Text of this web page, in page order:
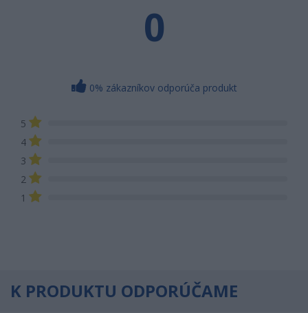
0
0% zákazníkov odporúča produkt
5
4
3
2
1
K PRODUKTU ODPORÚČAME